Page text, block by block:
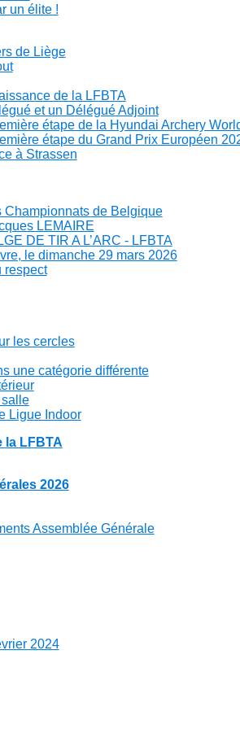
un élite !
de Liège
de la LFBTA
et un Délégué Adjoint
étape de la Hyundai Archery
étape du Grand Prix Européen
à Strassen
de Belgique
LEMAIRE
DE TIR A L’ARC - LFBTA
le dimanche 29 mars 2026
respect
les cercles
une catégorie différente
salle
Ligue Indoor
la LFBTA
2026
Assemblée Générale
2024